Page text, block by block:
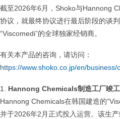
截至2026年6月，Shoko与Hannong
协议，就最终协议进行最后阶段的谈
“Viscomedi”的全球独家经销商。
有关本产品的咨询，请访问：
https://www.shoko.co.jp/en/business/
Hannong Chemicals制造工厂竣
Hannong Chemicals在韩国建造的
并于2026年2月正式投入运营。该生